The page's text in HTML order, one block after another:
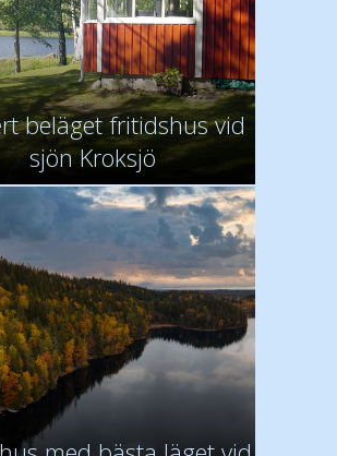
beläget fritidshus vid
sjön Kroksjö